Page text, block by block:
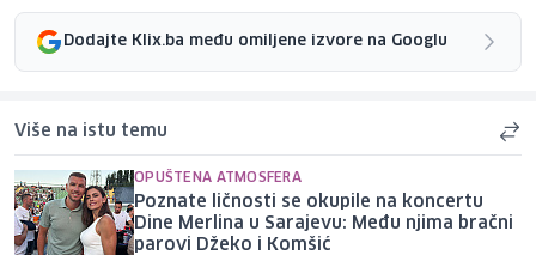
Dodajte Klix.ba među omiljene izvore na Googlu
Više na istu temu
OPUŠTENA ATMOSFERA
Poznate ličnosti se okupile na koncertu
Dine Merlina u Sarajevu: Među njima bračni
parovi Džeko i Komšić